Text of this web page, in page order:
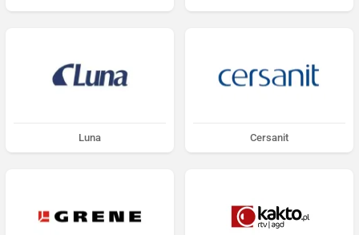
Luna Cersanit